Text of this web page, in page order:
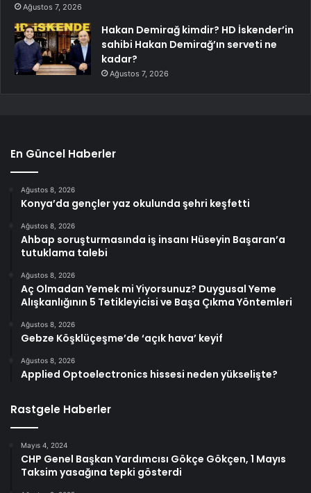
Ağustos 7, 2026
Hakan Demirağ kimdir? HD İskender’in
sahibi Hakan Demirağ’ın serveti ne
kadar?
Ağustos 7, 2026
En Güncel Haberler
Ağustos 8, 2026
Konya’da gençler yaz okulunda şehri keşfetti
Ağustos 8, 2026
Ahbap soruşturmasında iş insanı Hüseyin Başaran’a
tutuklama talebi
Ağustos 8, 2026
Aç Olmadan Yemek mi Yiyorsunuz? Duygusal Yeme
Alışkanlığının 5 Tetikleyicisi ve Başa Çıkma Yöntemleri
Ağustos 8, 2026
Gebze Köşklüçeşme’de ‘açık hava’ keyif
Ağustos 8, 2026
Applied Optoelectronics hissesi neden yükselişte?
Rastgele Haberler
Mayıs 4, 2024
CHP Genel Başkan Yardımcısı Gökçe Gökçen, 1 Mayıs
Taksim yasağına tepki gösterdi